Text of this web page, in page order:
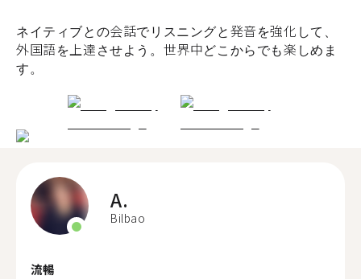
ネイティブとの会話でリスニングと発音を強化して、
外国語を上達させよう。世界中どこからでも楽しめま
す。
A.
Bilbao
流暢